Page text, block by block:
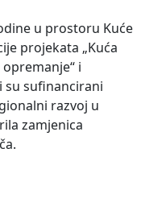
u prostoru Kuće
projekata „Kuća
i
su sufinancirani
razvoj u
zamjenica